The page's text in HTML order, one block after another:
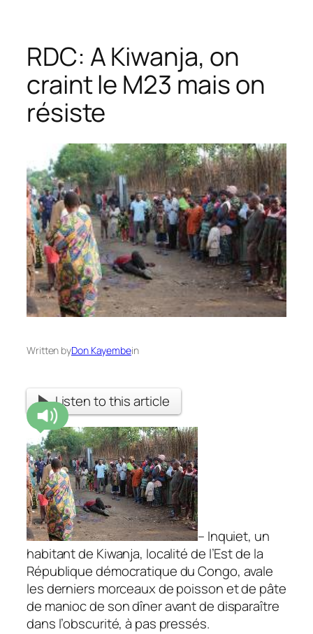
RDC: A Kiwanja, on
craint le M23 mais on
résiste
Written byDon Kayembein
Listen to this article
– Inquiet, un
habitant de Kiwanja, localité de l’Est de la
République démocratique du Congo, avale
les derniers morceaux de poisson et de pâte
de manioc de son dîner avant de disparaître
dans l’obscurité, à pas pressés.